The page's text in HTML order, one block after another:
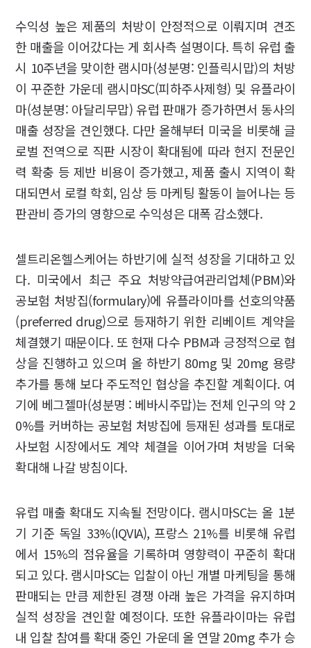
수익성 높은 제품의 처방이 안정적으로 이뤄지며 견조
한 매출을 이어갔다는 게 회사측 설명이다. 특히 유럽 출
시 10주년을 맞이한 램시마(성분명: 인플릭시맙)의 처방
이 꾸준한 가운데 램시마SC(피하주사제형) 및 유플라이
마(성분명: 아달리무맙) 유럽 판매가 증가하면서 동사의
매출 성장을 견인했다. 다만 올해부터 미국을 비롯해 글
로벌 전역으로 직판 시장이 확대됨에 따라 현지 전문인
력 확충 등 제반 비용이 증가했고, 제품 출시 지역이 확
대되면서 로컬 학회, 임상 등 마케팅 활동이 늘어나는 등
판관비 증가의 영향으로 수익성은 대폭 감소했다.
셀트리온헬스케어는 하반기에 실적 성장을 기대하고 있
다. 미국에서 최근 주요 처방약급여관리업체(PBM)와
공보험 처방집(formulary)에 유플라이마를 선호의약품
(preferred drug)으로 등재하기 위한 리베이트 계약을
체결했기 때문이다. 또 현재 다수 PBM과 긍정적으로 협
상을 진행하고 있으며 올 하반기 80mg 및 20mg 용량
추가를 통해 보다 주도적인 협상을 추진할 계획이다. 여
기에 베그젤마(성분명 : 베바시주맙)는 전체 인구의 약 2
0%를 커버하는 공보험 처방집에 등재된 성과를 토대로
사보험 시장에서도 계약 체결을 이어가며 처방을 더욱
확대해 나갈 방침이다.
유럽 매출 확대도 지속될 전망이다. 램시마SC는 올 1분
기 기준 독일 33%(IQVIA), 프랑스 21%를 비롯해 유럽
에서 15%의 점유율을 기록하며 영향력이 꾸준히 확대
되고 있다. 램시마SC는 입찰이 아닌 개별 마케팅을 통해
판매되는 만큼 제한된 경쟁 아래 높은 가격을 유지하며
실적 성장을 견인할 예정이다. 또한 유플라이마는 유럽
내 입찰 참여를 확대 중인 가운데 올 연말 20mg 추가 승